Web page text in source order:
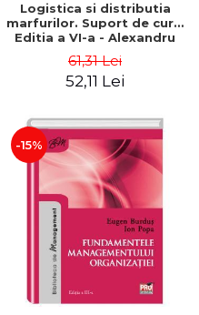
Logistica si distributia
marfurilor. Suport de curs.
Editia a VI-a - Alexandru
61,31 Lei
52,11 Lei
-15%